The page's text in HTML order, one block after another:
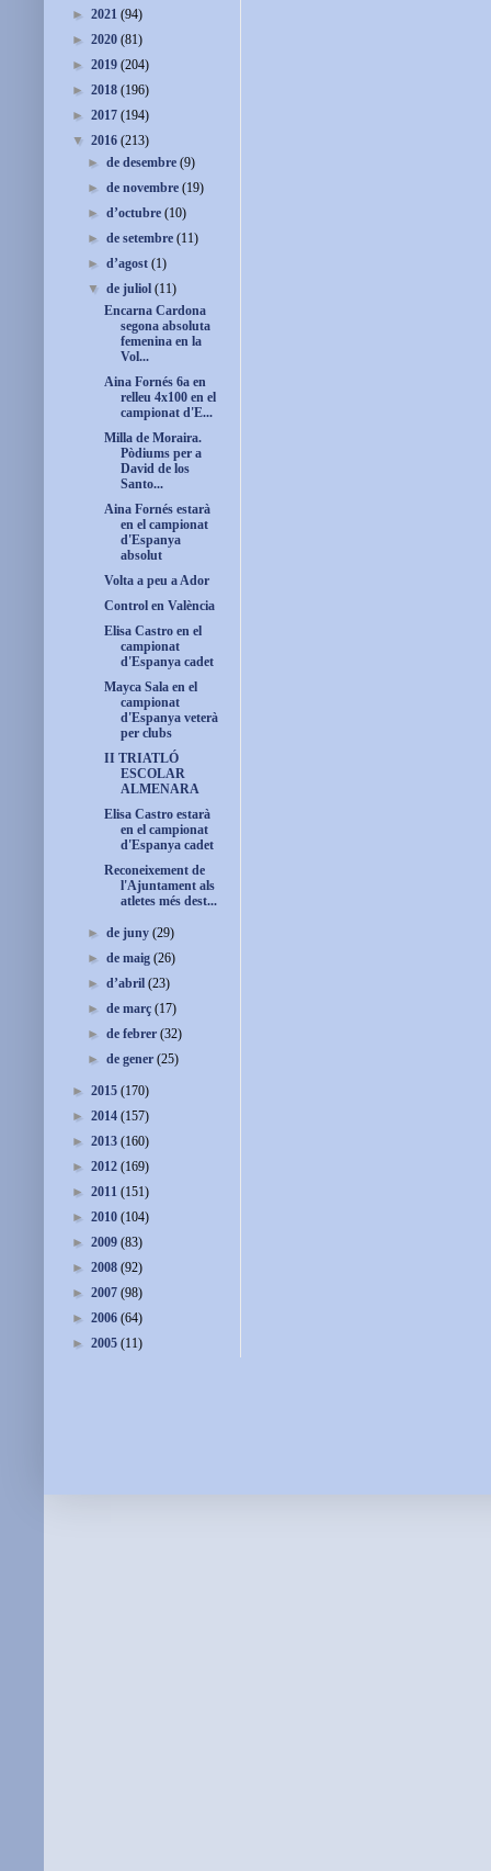
► 2021 (94)
► 2020 (81)
► 2019 (204)
► 2018 (196)
► 2017 (194)
▼ 2016 (213)
►de desembre(9)
►de novembre(19)
►d’octubre(10)
►de setembre(11)
►d’agost(1)
▼de juliol(11)
Encarna Cardona
segona absoluta
femenina en la
Vol...
Aina Fornés 6a en
relleu 4x100 en el
campionat d'E...
Milla de Moraira.
Pòdiums per a
David de los
Santo...
Aina Fornés estarà
en el campionat
d'Espanya
absolut
Volta a peu a Ador
Control en València
Elisa Castro en el
campionat
d'Espanya cadet
Mayca Sala en el
campionat
d'Espanya veterà
per clubs
II TRIATLÓ
ESCOLAR
ALMENARA
Elisa Castro estarà
en el campionat
d'Espanya cadet
Reconeixement de
l'Ajuntament als
atletes més dest...
►de juny(29)
►de maig(26)
►d’abril(23)
►de març(17)
►de febrer(32)
►de gener(25)
► 2015 (170)
► 2014 (157)
► 2013 (160)
► 2012 (169)
► 2011 (151)
► 2010 (104)
► 2009 (83)
► 2008 (92)
► 2007 (98)
► 2006 (64)
► 2005 (11)